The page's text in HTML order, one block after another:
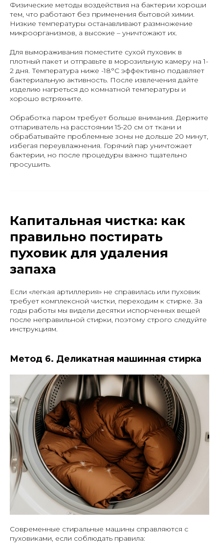
Физические методы воздействия на бактерии хороши
тем, что работают без применения бытовой химии.
Низкие температуры останавливают размножение
микроорганизмов, а высокие – уничтожают их.
Для вымораживания поместите сухой пуховик в
плотный пакет и отправьте в морозильную камеру на 1-
2 дня. Температура ниже -18°C эффективно подавляет
бактериальную активность. После извлечения дайте
изделию нагреться до комнатной температуры и
хорошо встряхните.
Обработка паром требует больше внимания. Держите
отпариватель на расстоянии 15-20 см от ткани и
обрабатывайте проблемные зоны не дольше 20 минут,
избегая переувлажнения. Горячий пар уничтожает
бактерии, но после процедуры важно тщательно
просушить.
Капитальная чистка: как
правильно постирать
пуховик для удаления
запаха
Если «легкая артиллерия» не справилась или пуховик
требует комплексной чистки, переходим к стирке. За
годы работы мы видели десятки испорченных вещей
после неправильной стирки, поэтому строго следуйте
инструкциям.
Метод 6. Деликатная машинная стирка
Современные стиральные машины справляются с
пуховиками, если соблюдать правила: